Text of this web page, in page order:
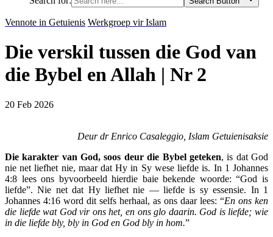
Vennote in Getuienis Werkgroep vir Islam
Die verskil tussen die God van
die Bybel en Allah | Nr 2
20 Feb 2026
Deur dr Enrico Casaleggio, Islam Getuienisaksie
Die karakter van God, soos deur die Bybel geteken, is dat God
nie net liefhet nie, maar dat Hy in Sy wese liefde is. In 1 Johannes
4:8 lees ons byvoorbeeld hierdie baie bekende woorde: “God is
liefde”. Nie net dat Hy liefhet nie — liefde is sy essensie. In 1
Johannes 4:16 word dit selfs herhaal, as ons daar lees: “En ons ken
die liefde wat God vir ons het, en ons glo daarin. God is liefde; wie
in die liefde bly, bly in God en God bly in hom.”